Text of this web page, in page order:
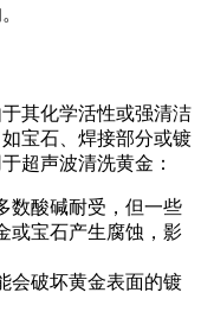
其化学活性或强清洁
宝石、焊接部分或镀
超声波清洗黄金：
数酸碱耐受，但一些
或宝石产生腐蚀，影
会破坏黄金表面的镀